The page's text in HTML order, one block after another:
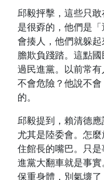
邱毅抨擊，這些只
是很孬的，他們是
會揍人，他們就躲
膽欺負踐踏。這點
過民進黨。以前常
不會危險？他說不
的。
邱毅提到，賴清德
尤其是陸委會。怎
住館長的嘴巴。只
進黨大翻車就是事
保重身體，別氣壞了